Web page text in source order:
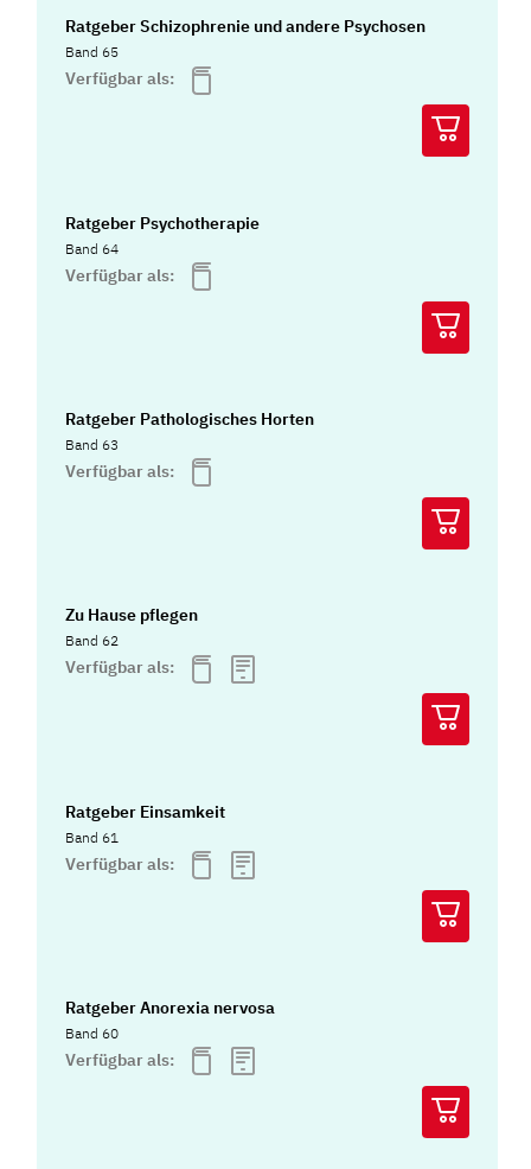
Ratgeber Schizophrenie und andere Psychosen
Band 65
Verfügbar als:
Ratgeber Psychotherapie
Band 64
Verfügbar als:
Ratgeber Pathologisches Horten
Band 63
Verfügbar als:
Zu Hause pflegen
Band 62
Verfügbar als:
Ratgeber Einsamkeit
Band 61
Verfügbar als:
Ratgeber Anorexia nervosa
Band 60
Verfügbar als: